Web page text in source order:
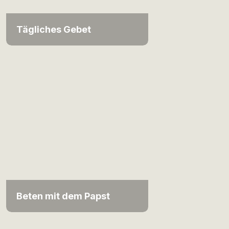
Tägliches Gebet
Beten mit dem Papst